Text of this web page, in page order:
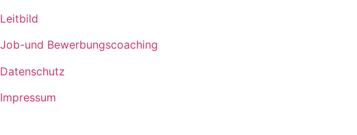
Leitbild
Job-und Bewerbungscoaching
Datenschutz
Impressum